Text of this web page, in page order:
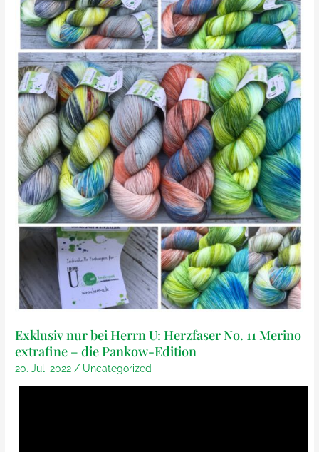
A-
Long!
Exklusiv nur bei Herrn U: Herzfaser No. 11 Merino
extrafine – die Pankow-Edition
20. Juli 2022 / Uncategorized